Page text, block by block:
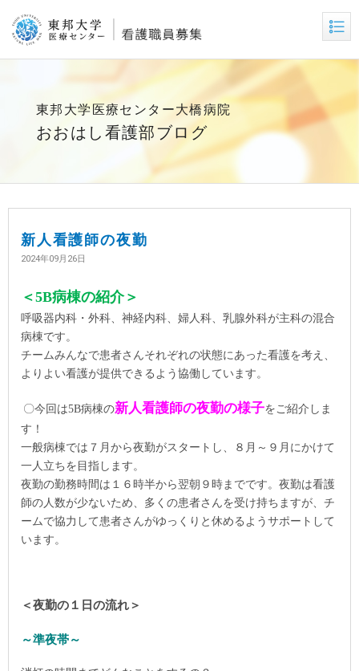
東邦大学医療センター大橋病院
おおはし看護部ブログ
新人看護師の夜勤
2024年09月26日
＜5B病棟の紹介＞
呼吸器内科・外科、神経内科、婦人科、乳腺外科が主科の混合
病棟です。
チームみんなで患者さんそれぞれの状態にあった看護を考え、
よりよい看護が提供できるよう協働しています。
〇今回は5B病棟の新人看護師の夜勤の様子をご紹介しま
す！
一般病棟では７月から夜勤がスタートし、８月～９月にかけて
一人立ちを目指します。
夜勤の勤務時間は１６時半から翌朝９時までです。夜勤は看護
師の人数が少ないため、多くの患者さんを受け持ちますが、チ
ームで協力して患者さんがゆっくりと休めるようサポートして
います。
＜夜勤の１日の流れ＞
～準夜帯～